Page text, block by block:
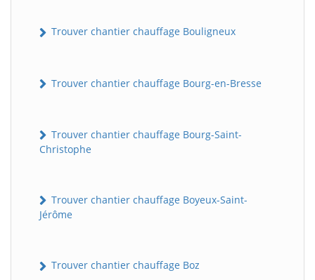
Trouver chantier chauffage Bouligneux
Trouver chantier chauffage Bourg-en-Bresse
Trouver chantier chauffage Bourg-Saint-
Christophe
Trouver chantier chauffage Boyeux-Saint-
Jérôme
Trouver chantier chauffage Boz